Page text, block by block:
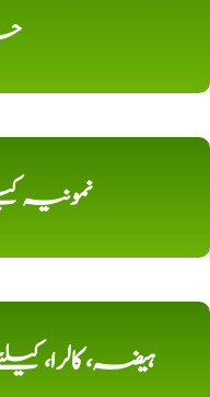
نمونیہ
ہیضہ، کالرا،